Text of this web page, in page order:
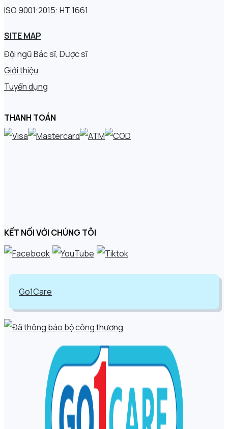
ISO 9001:2015: HT 1661
SITE MAP
Đội ngũ Bác sĩ, Dược sĩ
Giới thiệu
Tuyển dụng
THANH TOÁN
KẾT NỐI VỚI CHÚNG TÔI
Go1Care